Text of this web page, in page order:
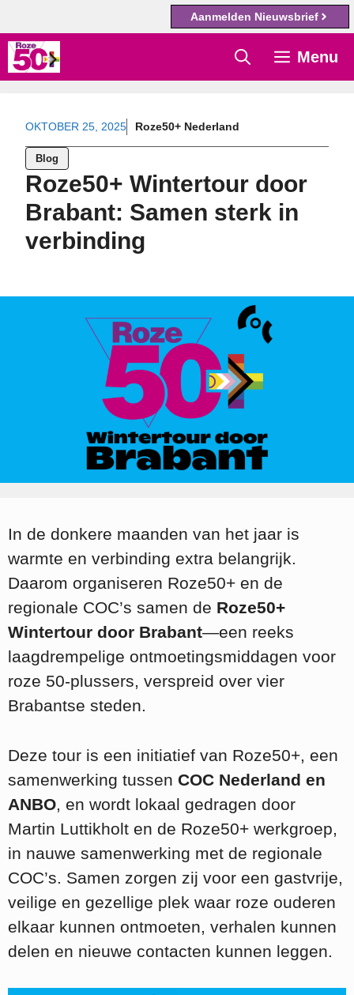
Aanmelden Nieuwsbrief
Ga
naar
inhoud
Menu
OKTOBER 25, 2025 Roze50+ Nederland
Blog
Roze50+ Wintertour door
Brabant: Samen sterk in
verbinding
In de donkere maanden van het jaar is
warmte en verbinding extra belangrijk.
Daarom organiseren Roze50+ en de
regionale COC’s samen de Roze50+
Wintertour door Brabant—een reeks
laagdrempelige ontmoetingsmiddagen voor
roze 50-plussers, verspreid over vier
Brabantse steden.
Deze tour is een initiatief van Roze50+, een
samenwerking tussen COC Nederland en
ANBO, en wordt lokaal gedragen door
Martin Luttikholt en de Roze50+ werkgroep,
in nauwe samenwerking met de regionale
COC’s. Samen zorgen zij voor een gastvrije,
veilige en gezellige plek waar roze ouderen
elkaar kunnen ontmoeten, verhalen kunnen
delen en nieuwe contacten kunnen leggen.